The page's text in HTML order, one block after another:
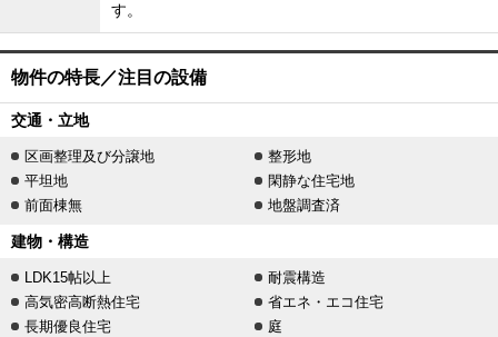
す。
物件の特長／注目の設備
交通・立地
区画整理及び分譲地
整形地
平坦地
閑静な住宅地
前面棟無
地盤調査済
建物・構造
LDK15帖以上
耐震構造
高気密高断熱住宅
省エネ・エコ住宅
長期優良住宅
庭